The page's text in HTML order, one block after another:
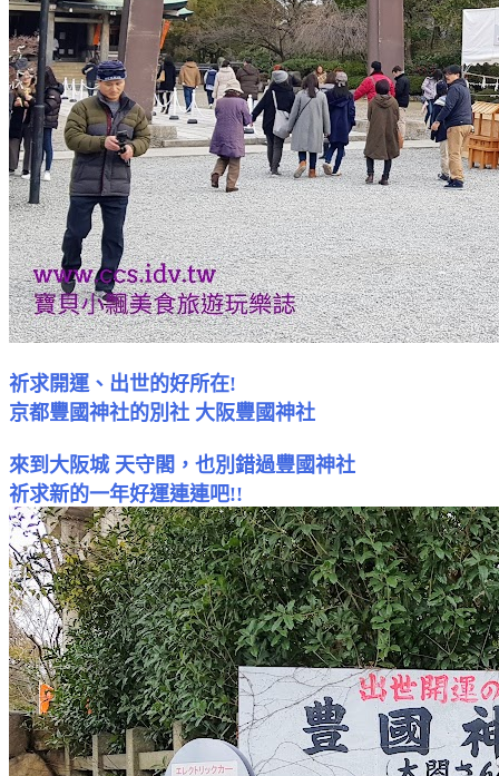
祈求開運、出世的好所在!
京都豐國神社的別社 大阪豐國神社
來到大阪城 天守閣，也別錯過豐國神社
祈求新的一年好運連連吧!!